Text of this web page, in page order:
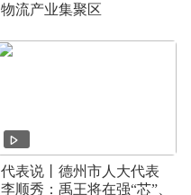
物流产业集聚区
代表说丨德州市人大代表
李顺秀：禹王将在强“芯”、